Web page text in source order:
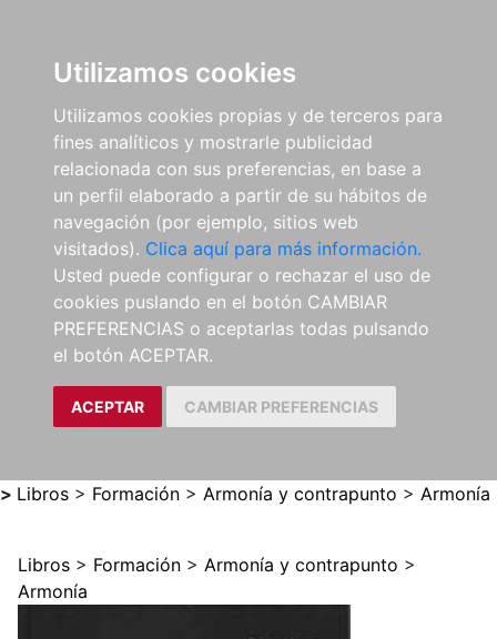
Utilizamos cookies
Utilizamos cookies propias y de terceros para
fines analíticos y mostrarle publicidad
relacionada con sus preferencias, en base a
un perfil elaborado a partir de su hábitos de
navegación (por ejemplo, sitios web
visitados). Clica aquí para más información.
Usted puede configurar o rechazar el uso de
cookies puslando en el botón CAMBIAR
PREFERENCIAS o aceptarlas todas pulsando
el botón ACEPTAR.
ACEPTAR CAMBIAR PREFERENCIAS
> Libros > Formación > Armonía y contrapunto > Armonía
Libros > Formación > Armonía y contrapunto >
Armonía